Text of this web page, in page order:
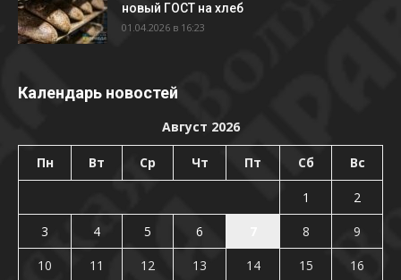
новый ГОСТ на хлеб
01.04.2026 в 16:23
Календарь новостей
Август 2026
Пн Вт Ср Чт Пт Сб Вс
1
2
3
4 5 6 8
9
10
11 12 13 14 15
16